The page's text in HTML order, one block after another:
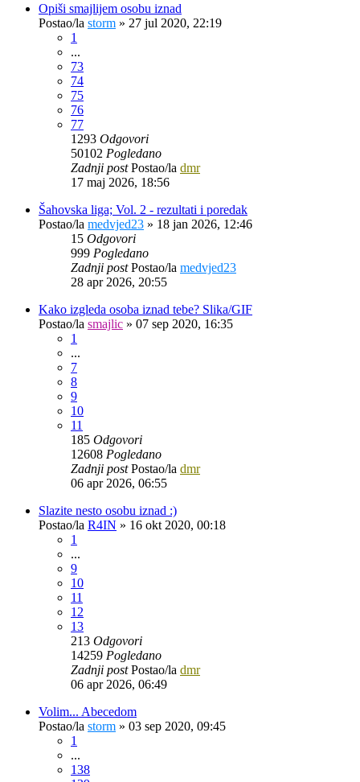
Opiši smajlijem osobu iznad
Postao/la storm » 27 jul 2020, 22:19
1
...
73
74
75
76
77
1293 Odgovori
50102 Pogledano
Zadnji postPostao/la dmr
17 maj 2026, 18:56
Šahovska liga; Vol. 2 - rezultati i poredak
Postao/la medvjed23 » 18 jan 2026, 12:46
15 Odgovori
999 Pogledano
Zadnji postPostao/la medvjed23
28 apr 2026, 20:55
Kako izgleda osoba iznad tebe? Slika/GIF
Postao/la smajlic » 07 sep 2020, 16:35
1
...
7
8
9
10
11
185 Odgovori
12608 Pogledano
Zadnji postPostao/la dmr
06 apr 2026, 06:55
Slazite nesto osobu iznad :)
Postao/la R4IN » 16 okt 2020, 00:18
1
...
9
10
11
12
13
213 Odgovori
14259 Pogledano
Zadnji postPostao/la dmr
06 apr 2026, 06:49
Volim... Abecedom
Postao/la storm » 03 sep 2020, 09:45
1
...
138